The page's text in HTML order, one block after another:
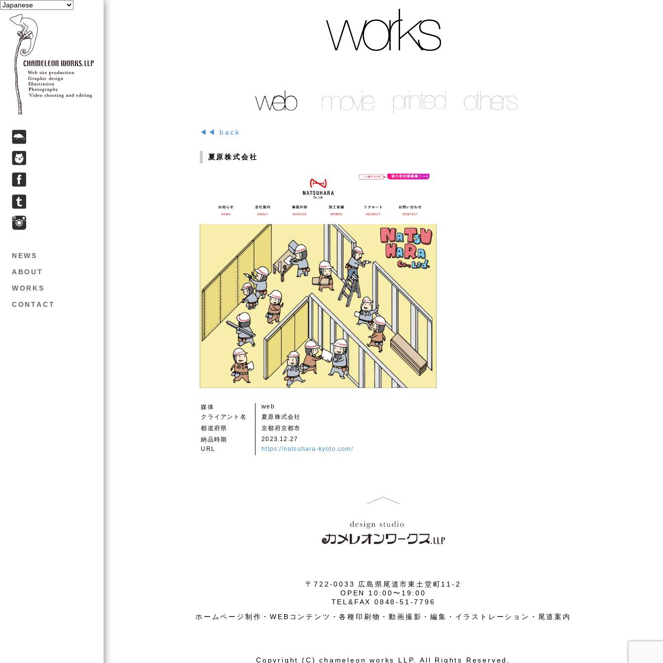
NEWS
ABOUT
WORKS
CONTACT
◀◀ back
夏原株式会社
媒体
web
クライアント名
夏原株式会社
都道府県
京都府京都市
納品時期
2023.12.27
URL
https://natsuhara-kyoto.com/
〒722-0033 広島県尾道市東土堂町11-2
OPEN 10:00〜19:00
TEL&FAX 0848-51-7796
ホームページ制作・WEBコンテンツ・各種印刷物・動画撮影・編集・イラストレーション・尾道案内
Copyright (C) chameleon works LLP. All Rights Reserved.